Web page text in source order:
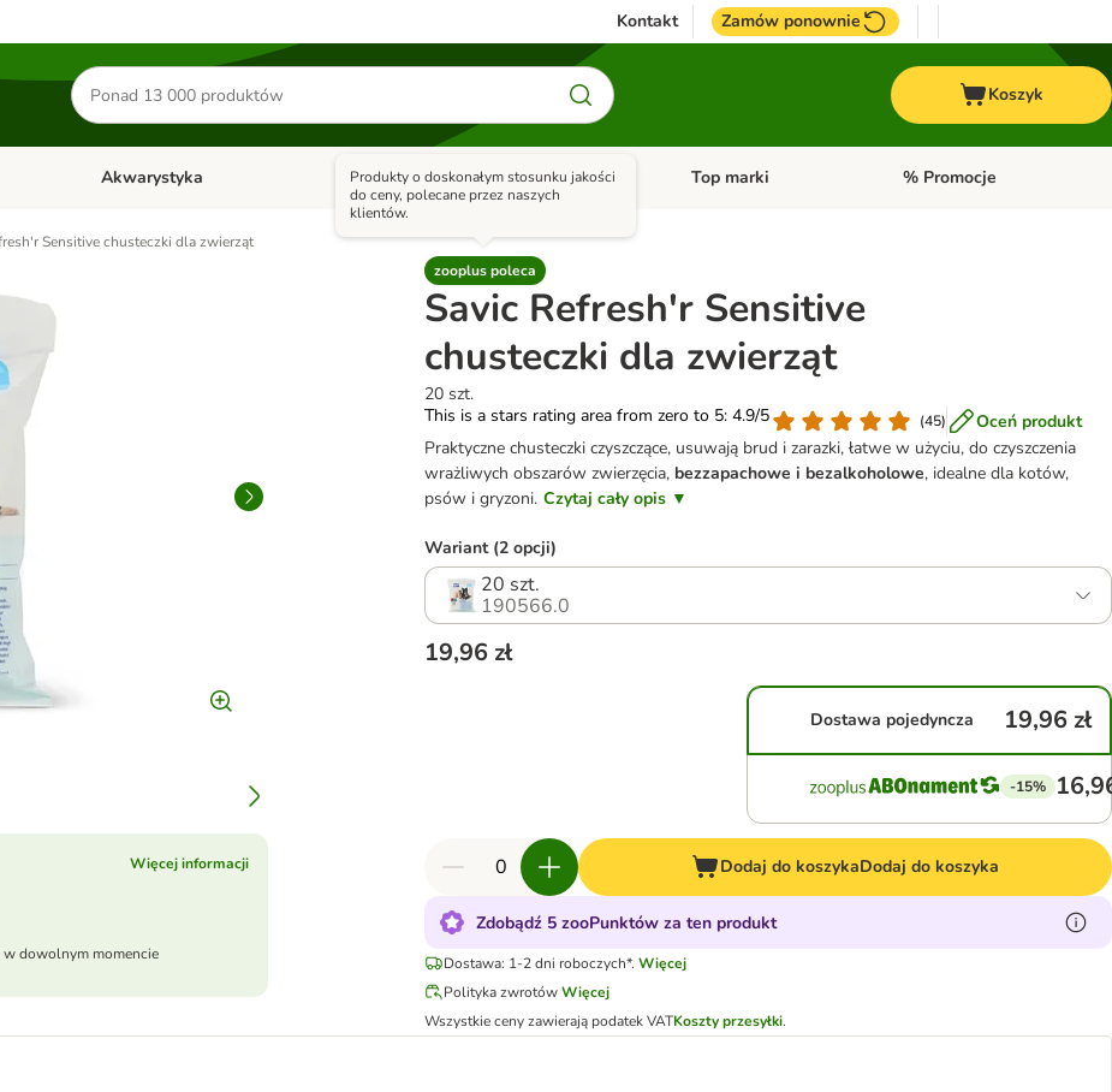
Kontakt Zamów ponownie
Szukaj
produktów
Koszyk
Otwórz menu kategorii: Małe zwierzęta
Akwarystyka Otwórz menu kategorii: Akwarystyka
Ptaki Otwórz menu kategorii: Ptaki
Konie Otwórz menu kategorii: Konie
Top marki Otwórz menu kategorii: Top
% Promocje
Sensitive chusteczki dla zwierząt
zooplus poleca
Produkty o doskonałym stosunku jakości
do ceny, polecane przez naszych
klientów.
Savic Refresh'r Sensitive
chusteczki dla zwierząt
20 szt.
This is a stars rating area from zero to 5: 4.9/5
(45)
Oceń produkt
Praktyczne chusteczki czyszczące, usuwają brud i zarazki, łatwe w użyciu, do czyszczenia
wrażliwych obszarów zwierzęcia, bezzapachowe i bezalkoholowe, idealne dla kotów,
psów i gryzoni. Czytaj cały opis ▼
Więcej informacji
dowolnym momencie
Wariant (2 opcji)
20 szt.
190566.0
19,96 zł
Dostawa pojedyncza 19,96 zł
-15%
Dodaj do koszykaDodaj do koszyka
Zdobądź 5 zooPunktów za ten produkt
Dostawa: 1-2 dni roboczych*. Więcej
Polityka zwrotów Więcej
Wszystkie ceny zawierają podatek VATKoszty przesyłki.